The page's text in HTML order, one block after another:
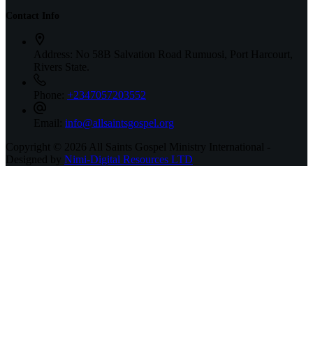
Contact Info
Address:
No 58B Salvation Road Rumuosi, Port Harcourt,
Rivers State.
Phone: +2347057203552
Email: info@allsaintsgospel.org
Copyright © 2026 All Saints Gospel Ministry International -
Designed by Nimi-Digital Resources LTD